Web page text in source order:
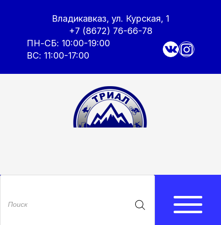
Владикавказ, ул. Курская, 1
+7 (8672) 76-66-78
ПН-СБ: 10:00-19:00
ВС: 11:00-17:00
Поиск